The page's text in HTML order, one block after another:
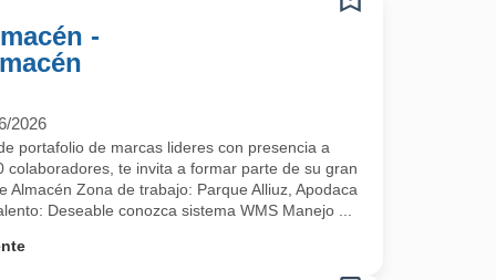
-
2026
portafolio de marcas lideres con presencia a
colaboradores, te invita a formar parte de su gran
Almacén Zona de trabajo: Parque Alliuz, Apodaca
Deseable conozca sistema WMS Manejo ...